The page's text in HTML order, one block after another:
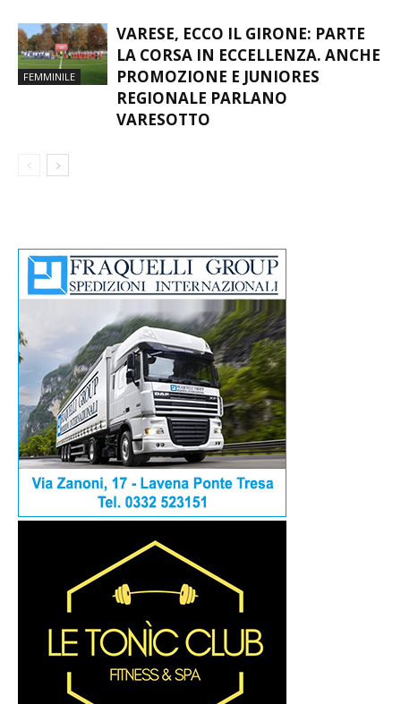
FEMMINILE
VARESE, ECCO IL GIRONE: PARTE
LA CORSA IN ECCELLENZA. ANCHE
PROMOZIONE E JUNIORES
REGIONALE PARLANO
VARESOTTO